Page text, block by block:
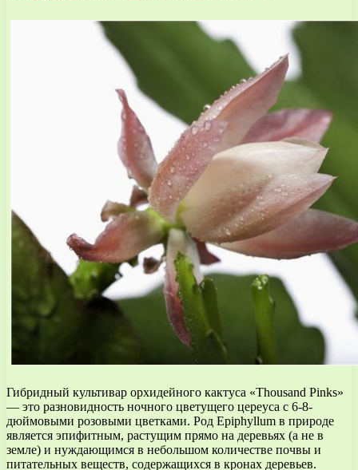
Гибридный культивар орхидейного кактуса «Thousand Pinks»
— это разновидность ночного цветущего цереуса с 6-8-
дюймовыми розовыми цветками. Род Epiphyllum в природе
является эпифитным, растущим прямо на деревьях (а не в
земле) и нуждающимся в небольшом количестве почвы и
питательных веществ, содержащихся в кронах деревьев.